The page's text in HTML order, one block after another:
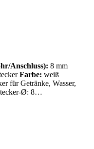
Anschluss): 8 mm
Farbe: weiß
für Getränke, Wasser,
Ø: 8…